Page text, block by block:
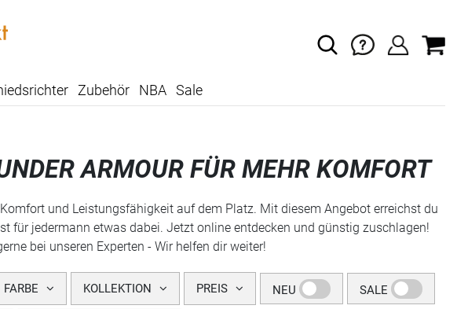
Zubehör NBA Sale
ARMOUR FÜR MEHR KOMFORT
und Leistungsfähigkeit auf dem Platz. Mit diesem Angebot erreichst du
für jedermann etwas dabei. Jetzt online entdecken und günstig zuschlagen!
bei unseren Experten - Wir helfen dir weiter!
FARBE KOLLEKTION PREIS NEU SALE